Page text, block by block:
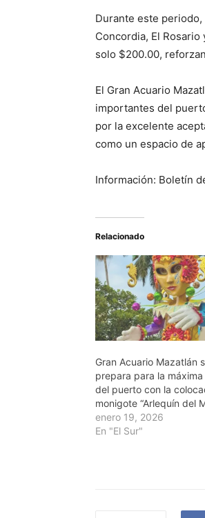
Durante este
Concordia, El
solo $200.00,
El Gran Acuario
importantes del
por la excelente
como un espacio de
Información: Boletín
Relacionado
Gran Acuario Mazatlán
prepara para la
del puerto con la
monigote “Arlequín del
enero 19, 2026
En "El Sur"